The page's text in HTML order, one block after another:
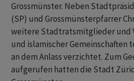
Grossmünster. Neben
(SP) und Grossmünsterpfarrer
weitere Stadtratsmitglieder und
und islamischer Gemeinschaften
an dem Anlass verzichtet. Zum
aufgerufen hatten die Stadt